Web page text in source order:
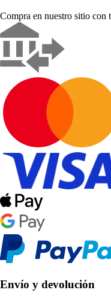
Compra en nuestro sitio con
Envío y devolución